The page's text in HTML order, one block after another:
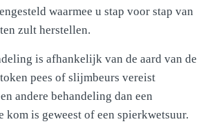
waarmee u stap voor stap van
zult herstellen.
is afhankelijk van de aard van de
pees of slijmbeurs vereist
andere behandeling dan een
kom is geweest of een spierkwetsuur.